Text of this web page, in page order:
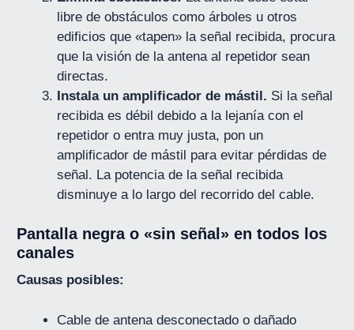
libre de obstáculos como árboles u otros
edificios que «tapen» la señal recibida, procura
que la visión de la antena al repetidor sean
directas.
Instala un amplificador de mástil. Si la señal
recibida es débil debido a la lejanía con el
repetidor o entra muy justa, pon un
amplificador de mástil para evitar pérdidas de
señal. La potencia de la señal recibida
disminuye a lo largo del recorrido del cable.
Pantalla negra o «sin señal» en todos los
canales
Causas posibles:
Cable de antena desconectado o dañado